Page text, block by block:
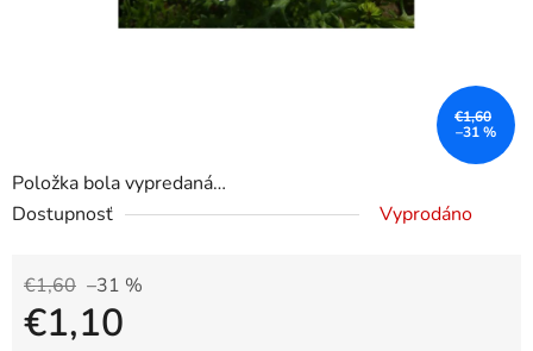
Položka bola vypredaná…
Dostupnosť
Vyprodáno
€1,60 –31 %
€1,10
€1,60
–31 %